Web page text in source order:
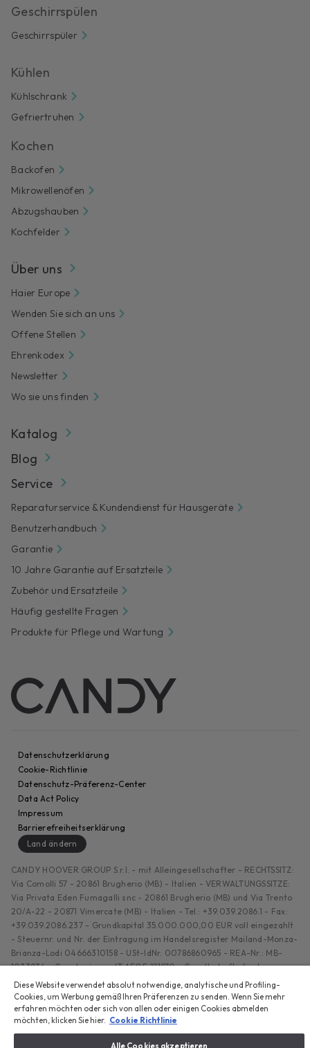
Geschirrspülen
Geschirrspüler
Kühlen
Kühlschrank
Gefriertruhen
Kochen
Backofen
Mikrowellenöfen
Abzugshauben
Kochfelder
Über uns
Haier Europe
Wenden Sie sich an uns
Offene Stellen
Ehrenkodex
Newsletter
Wo sie uns finden
Katalog
Blog
Service
Reparaturservice & Kundendienst für Hausgeräte
Benutzerhandbuch
Garantie
10 Jahre Garantie auf Ersatzteile
Zubehör und Ersatzteile
Häufig gestellte Fragen
Produkte für Pflege und Wartung
CANDY HOOVER GROUP S.r.I. - mit Alleingesellschafter - RECHTSSITZ:
Via Comolli 57 - 20861 Brugherio (MB) - Italien - VERWALTUNGSSITZE:
Via Privata Eden Fumagalli snc - 20861 Brugherio (MB) und Via Trento
20/A-22 - 20871 Vimercate (MB) - Italien - Tel.: +39.039.2086.1 - Fax:
+39.039.2086.237 - Grundkapital 35.000.000,00 EUR voll eingezahlt
- Steuernr. und Nr. der Eintragung im Handelsregister Mailand-Monza-
Brianza-Lodi 04666310158 - USt-IdNr. 00786860965 - REA-Nr.: MB-
1033934 - Genehmigung IT AEOF 211870 - Gesellschaft, die der
einheitlichen Leitung durch Candy S.p.A. untersteht
Datenschutzerklärung
Cookie-Richtlinie
Datenschutz-Präferenz-Center
Data Act Policy
Impressum
Barrierefreiheitserklärung
Land ändern
Diese Website verwendet absolut notwendige, analytische und Profiling-
Cookies, um Werbung gemäß Ihren Präferenzen zu senden. Wenn Sie mehr
erfahren möchten oder sich von allen oder einigen Cookies abmelden
möchten, klicken Sie hier. Cookie Richtlinie
Alle Cookies akzeptieren